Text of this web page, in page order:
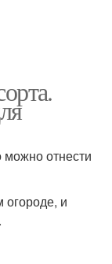
отнести
огороде, и